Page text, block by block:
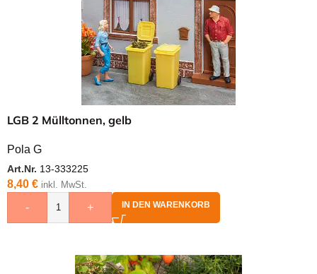
LGB 2 Mülltonnen, gelb
Pola G
Art.Nr. 13-333225
8,40 € inkl. MwSt.
- + IN DEN WARENKORB